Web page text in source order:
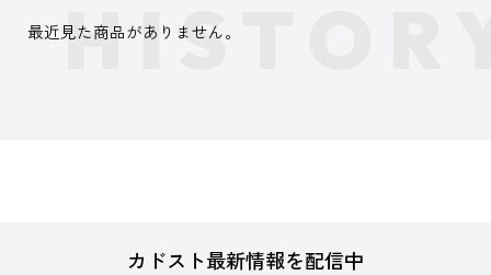
最近見た商品がありません。
カドスト最新情報を配信中